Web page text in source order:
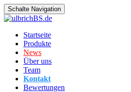
Schalte Navigation
Zum
Inhalt
springen
Startseite
Produkte
News
Über uns
Team
Kontakt
Bewertungen